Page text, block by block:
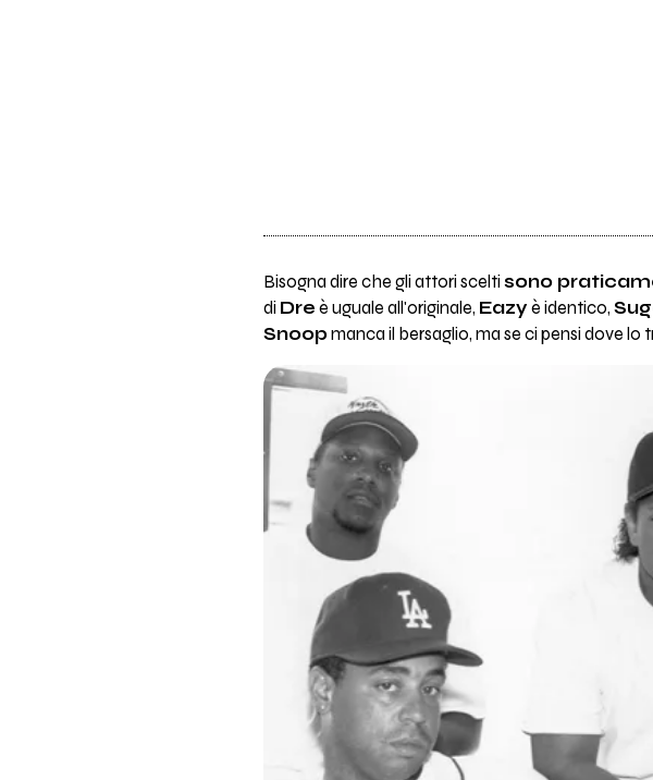
Bisogna dire che gli attori scelti sono
di Dre è uguale all'originale, Eazy è identico,
Snoopmanca il bersaglio, ma se ci pensi dove lo